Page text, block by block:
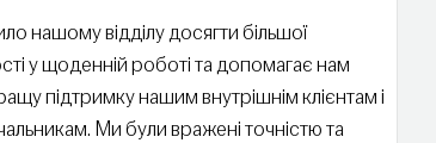
нашому відділу досягти більшої
у щоденній роботі та допомагає нам
підтримку нашим внутрішнім клієнтам і
Ми були вражені точністю та